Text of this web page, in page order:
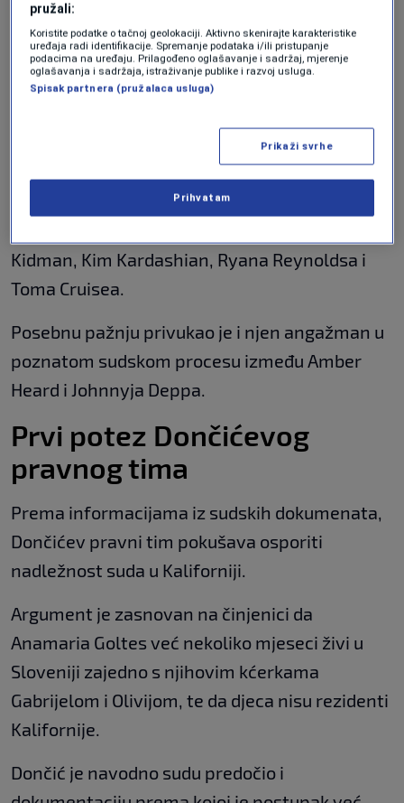
Lauru Wasser, jednu od najpoznatijih
stručnjakinja za bračne i porodične sporove u
Sjedinjenim Američkim Državama.
, a tokom karijere
zastupala je neka od najvećih imena
Hollywooda i sporta, uključujući Angelinu Jolie,
Kidman, Kim Kardashian, Ryana Reynoldsa i
Toma Cruisea.
Posebnu pažnju privukao je i njen angažman u
poznatom sudskom procesu između Amber
Heard i Johnnyja Deppa.
Prvi potez Dončićevog
pravnog tima
Prema informacijama iz sudskih dokumenata,
Dončićev pravni tim pokušava osporiti
nadležnost suda u Kaliforniji.
Argument je zasnovan na činjenici da
Anamaria Goltes već nekoliko mjeseci živi u
Sloveniji zajedno s njihovim kćerkama
Gabrijelom i Olivijom, te da djeca nisu rezidenti
Kalifornije.
Dončić je navodno sudu predočio i
pružali:
Koristite podatke o tačnoj geolokaciji. Aktivno skenirajte karakteristike
uređaja radi identifikacije. Spremanje podataka i/ili pristupanje
podacima na uređaju. Prilagođeno oglašavanje i sadržaj, mjerenje
oglašavanja i sadržaja, istraživanje publike i razvoj usluga.
Spisak partnera (pružalaca usluga)
Prikaži svrhe
Prihvatam